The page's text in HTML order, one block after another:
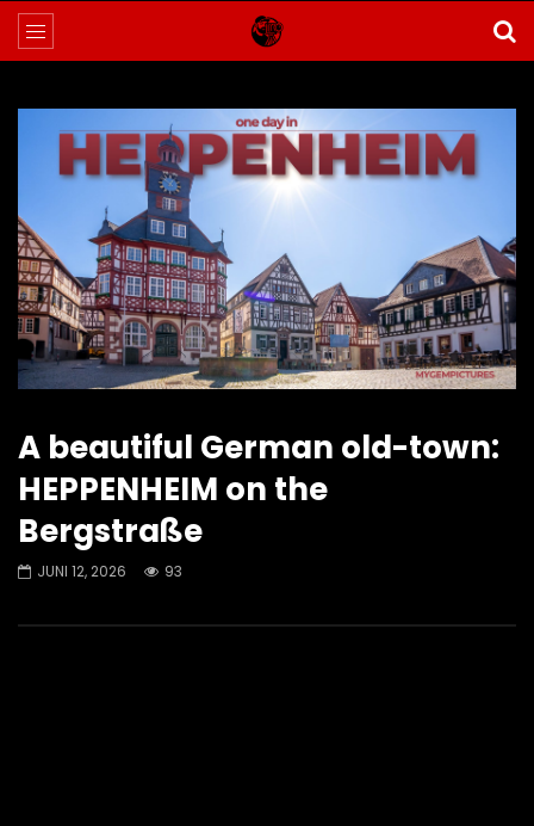
A beautiful German old-town:
HEPPENHEIM on the
Bergstraße
JUNI 12, 2026 93